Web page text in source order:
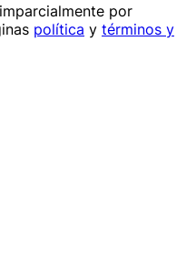
por
política y términos y